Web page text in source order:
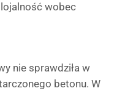
wobec
nie sprawdziła w
betonu. W